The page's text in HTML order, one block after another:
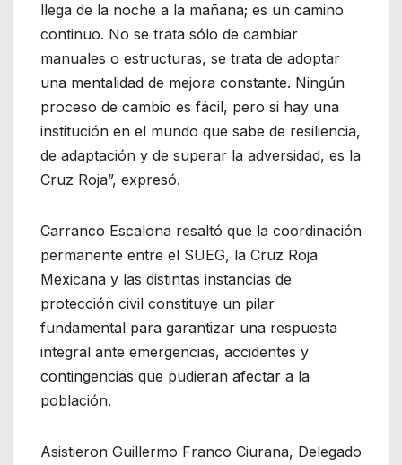
llega de la noche a la mañana; es un camino
continuo. No se trata sólo de cambiar
manuales o estructuras, se trata de adoptar
una mentalidad de mejora constante. Ningún
proceso de cambio es fácil, pero si hay una
institución en el mundo que sabe de resiliencia,
de adaptación y de superar la adversidad, es la
Cruz Roja”, expresó.
Carranco Escalona resaltó que la coordinación
permanente entre el SUEG, la Cruz Roja
Mexicana y las distintas instancias de
protección civil constituye un pilar
fundamental para garantizar una respuesta
integral ante emergencias, accidentes y
contingencias que pudieran afectar a la
población.
Asistieron Guillermo Franco Ciurana, Delegado